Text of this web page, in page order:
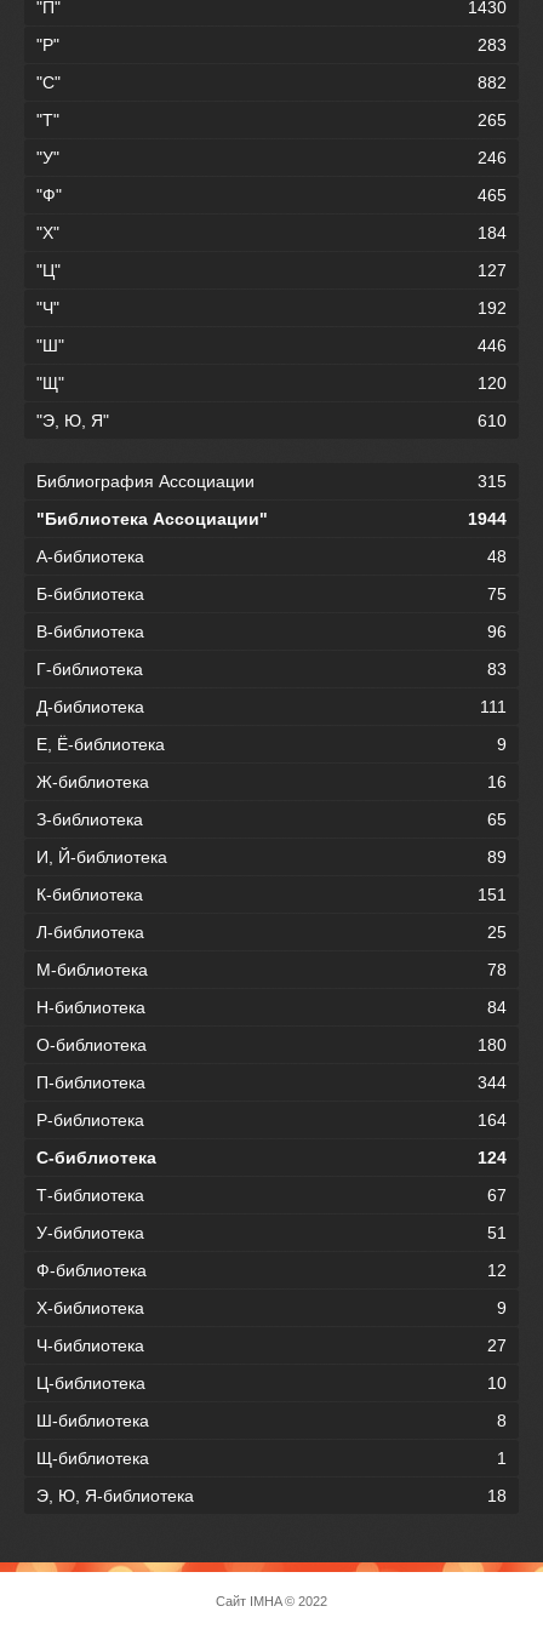
"П"
1430
"Р"
283
"С"
882
"Т"
265
"У"
246
"Ф"
465
"Х"
184
"Ц"
127
"Ч"
192
"Ш"
446
"Щ"
120
"Э, Ю, Я"
610
Библиография Ассоциации
315
"Библиотека Ассоциации"
1944
А-библиотека
48
Б-библиотека
75
В-библиотека
96
Г-библиотека
83
Д-библиотека
111
Е, Ё-библиотека
9
Ж-библиотека
16
З-библиотека
65
И, Й-библиотека
89
К-библиотека
151
Л-библиотека
25
М-библиотека
78
Н-библиотека
84
О-библиотека
180
П-библиотека
344
Р-библиотека
164
С-библиотека
124
Т-библиотека
67
У-библиотека
51
Ф-библиотека
12
Х-библиотека
9
Ч-библиотека
27
Ц-библиотека
10
Ш-библиотека
8
Щ-библиотека
1
Э, Ю, Я-библиотека
18
Сайт IMHA© 2022